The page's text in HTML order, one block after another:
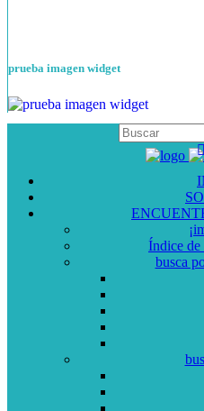
prueba imagen widget
Índice de
busca